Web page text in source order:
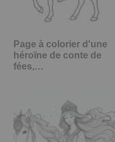
Page à colorier d'une
héroïne de conte de
fées,…